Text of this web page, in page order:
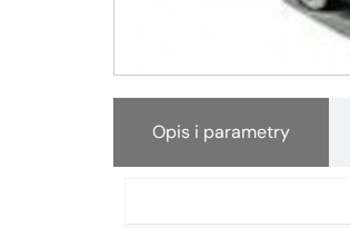
Opis i parametry